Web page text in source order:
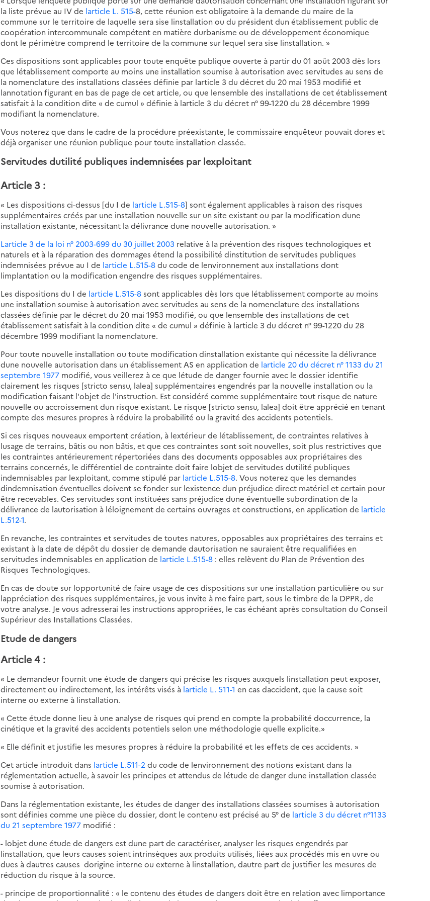
la liste prévue au IV de larticle L. 515-8, cette réunion est obligatoire à la demande du maire de la
commune sur le territoire de laquelle sera sise linstallation ou du président dun établissement public de
coopération intercommunale compétent en matière durbanisme ou de développement économique
dont le périmètre comprend le territoire de la commune sur lequel sera sise linstallation. »
Ces dispositions sont applicables pour toute enquête publique ouverte à partir du 01 août 2003 dès lors
que létablissement comporte au moins une installation soumise à autorisation avec servitudes au sens de
la nomenclature des installations classées définie par larticle 3 du décret du 20 mai 1953 modifié et
lannotation figurant en bas de page de cet article, ou que lensemble des installations de cet établissement
satisfait à la condition dite « de cumul » définie à larticle 3 du décret n° 99-1220 du 28 décembre 1999
modifiant la nomenclature.
Vous noterez que dans le cadre de la procédure préexistante, le commissaire enquêteur pouvait dores et
déjà organiser une réunion publique pour toute installation classée.
Servitudes dutilité publiques indemnisées par lexploitant
Article 3 :
« Les dispositions ci-dessus [du I de larticle L.515-8] sont également applicables à raison des risques
supplémentaires créés par une installation nouvelle sur un site existant ou par la modification dune
installation existante, nécessitant la délivrance dune nouvelle autorisation. »
Larticle 3 de la loi n° 2003-699 du 30 juillet 2003 relative à la prévention des risques technologiques et
naturels et à la réparation des dommages étend la possibilité dinstitution de servitudes publiques
indemnisées prévue au I de larticle L.515-8du code de lenvironnement aux installations dont
limplantation ou la modification engendre des risques supplémentaires.
Les dispositions du I de larticle L.515-8sont applicables dès lors que létablissement comporte au moins
une installation soumise à autorisation avec servitudes au sens de la nomenclature des installations
classées définie par le décret du 20 mai 1953 modifié, ou que lensemble des installations de cet
établissement satisfait à la condition dite « de cumul » définie à larticle 3 du décret n° 99-1220 du 28
décembre 1999 modifiant la nomenclature.
Pour toute nouvelle installation ou toute modification dinstallation existante qui nécessite la délivrance
dune nouvelle autorisation dans un établissement AS en application de larticle 20 du décret n° 1133 du 21
septembre 1977 modifié, vous veillerez à ce que létude de danger fournie avec le dossier identifie
clairement les risques [stricto sensu, lalea] supplémentaires engendrés par la nouvelle installation ou la
modification faisant l'objet de l'instruction. Est considéré comme supplémentaire tout risque de nature
nouvelle ou accroissement dun risque existant. Le risque [stricto sensu, lalea] doit être apprécié en tenant
compte des mesures propres à réduire la probabilité ou la gravité des accidents potentiels.
Si ces risques nouveaux emportent création, à lextérieur de létablissement, de contraintes relatives à
lusage de terrains, bâtis ou non bâtis, et que ces contraintes sont soit nouvelles, soit plus restrictives que
les contraintes antérieurement répertoriées dans des documents opposables aux propriétaires des
terrains concernés, le différentiel de contrainte doit faire lobjet de servitudes dutilité publiques
indemnisables par lexploitant, comme stipulé par larticle L.515-8. Vous noterez que les demandes
dindemnisation éventuelles doivent se fonder sur lexistence dun préjudice direct matériel et certain pour
être recevables. Ces servitudes sont instituées sans préjudice dune éventuelle subordination de la
délivrance de lautorisation à léloignement de certains ouvrages et constructions, en application de larticle
L.512-1.
En revanche, les contraintes et servitudes de toutes natures, opposables aux propriétaires des terrains et
existant à la date de dépôt du dossier de demande dautorisation ne sauraient être requalifiées en
servitudes indemnisables en application de larticle L.515-8 : elles relèvent du Plan de Prévention des
Risques Technologiques.
En cas de doute sur lopportunité de faire usage de ces dispositions sur une installation particulière ou sur
lappréciation des risques supplémentaires, je vous invite à me faire part, sous le timbre de la DPPR, de
votre analyse. Je vous adresserai les instructions appropriées, le cas échéant après consultation du Conseil
Supérieur des Installations Classées.
Etude de dangers
Article 4 :
« Le demandeur fournit une étude de dangers qui précise les risques auxquels linstallation peut exposer,
directement ou indirectement, les intérêts visés à larticle L. 511-1 en cas daccident, que la cause soit
interne ou externe à linstallation.
« Cette étude donne lieu à une analyse de risques qui prend en compte la probabilité doccurrence, la
cinétique et la gravité des accidents potentiels selon une méthodologie quelle explicite.»
« Elle définit et justifie les mesures propres à réduire la probabilité et les effets de ces accidents. »
Cet article introduit dans larticle L.511-2 du code de lenvironnement des notions existant dans la
réglementation actuelle, à savoir les principes et attendus de létude de danger dune installation classée
soumise à autorisation.
Dans la réglementation existante, les études de danger des installations classées soumises à autorisation
sont définies comme une pièce du dossier, dont le contenu est précisé au 5° de larticle 3 du décret n°1133
du 21 septembre 1977 modifié :
- lobjet dune étude de dangers est dune part de caractériser, analyser les risques engendrés par
linstallation, que leurs causes soient intrinsèques aux produits utilisés, liées aux procédés mis en uvre ou
dues à dautres causes dorigine interne ou externe à linstallation, dautre part de justifier les mesures de
réduction du risque à la source.
- principe de proportionnalité : « le contenu des études de dangers doit être en relation avec limportance